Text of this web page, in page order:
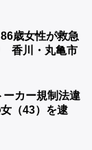
歳女性が救急
香川・丸亀市
ーカー規制法違
（43）を逮